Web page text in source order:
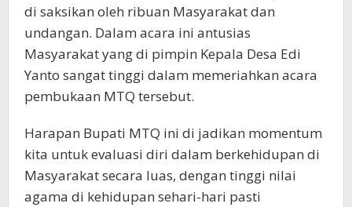
di saksikan oleh ribuan Masyarakat dan
undangan. Dalam acara ini antusias
Masyarakat yang di pimpin Kepala Desa Edi
Yanto sangat tinggi dalam memeriahkan acara
pembukaan MTQ tersebut.
Harapan Bupati MTQ ini di jadikan momentum
kita untuk evaluasi diri dalam berkehidupan di
Masyarakat secara luas, dengan tinggi nilai
agama di kehidupan sehari-hari pasti